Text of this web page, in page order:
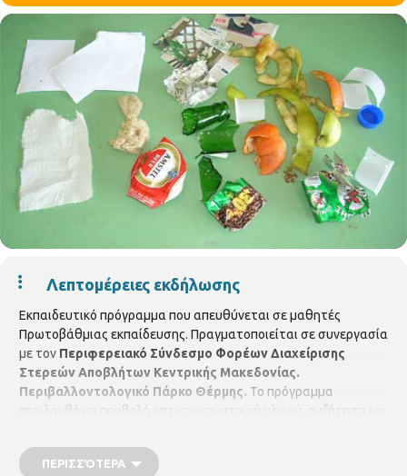
Λεπτομέρειες εκδήλωσης
Εκπαιδευτικό πρόγραμμα που απευθύνεται σε μαθητές
Πρωτοβάθμιας εκπαίδευσης. Πραγματοποιείται σε συνεργασία
με τον Περιφερειακό Σύνδεσμο Φορέων Διαχείρισης
Στερεών Αποβλήτων Κεντρικής Μακεδονίας.
Περιβαλλοντολογικό Πάρκο Θέρμης. Το πρόγραμμα
περιλαμβάνει προβολή οπτικοακουστικού υλικού, συζήτηση και
την ενημέρωση και την ευαισθητοποίηση των μαθητών σε
θέματα διαχείρισης στερεών αποβλήτων, ανακύκλωσης,
ΠΕΡΙΣΣΌΤΕΡΑ